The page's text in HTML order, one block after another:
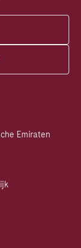
Emiraten